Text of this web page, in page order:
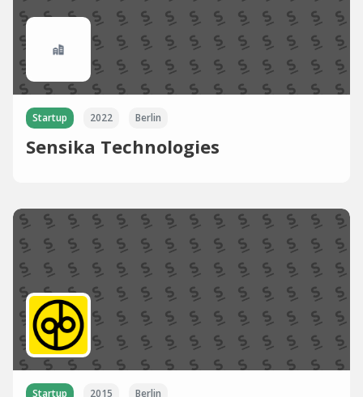
Startup 2022 Berlin
Sensika Technologies
Startup 2015 Berlin